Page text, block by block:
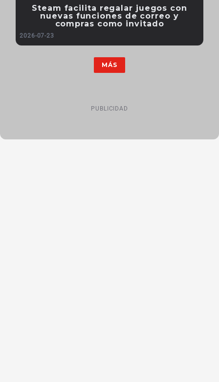
Steam facilita regalar juegos con
nuevas funciones de correo y
compras como invitado
2026-07-23
MÁS
PUBLICIDAD